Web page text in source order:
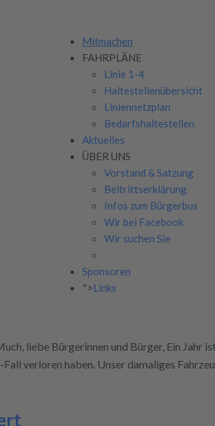
Mitmachen
FAHRPLÄNE
Linie 1-4
Haltestellenübersicht
Liniennetzplan
Bedarfshaltestellen
Aktuelles
ÜBER UNS
Vorstand & Satzung
Beitrittserklärung
Infos zum Bürgerbus
Wir bei Facebook
Wir suchen Sie
Sponsoren
">Links
liebe Bürgerinnen und Bürger, Ein Jahr
verloren haben. Unser damaliges